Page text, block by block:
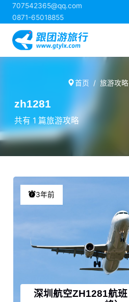
707542365@qq.com
0871-65018855
首页 旅游攻略
zh1281
共有 1 篇旅游攻略
3年前
深圳航空ZH1281航